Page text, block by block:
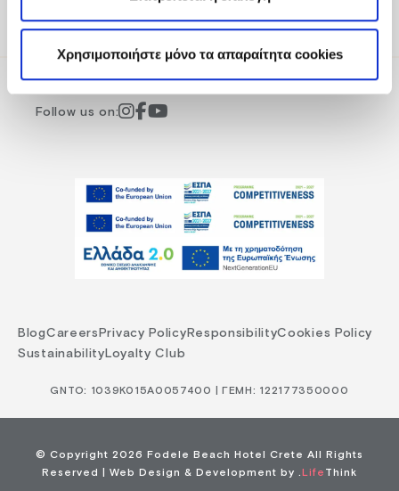
Χρησιμοποιήστε μόνο τα απαραίτητα cookies
Follow us on:
BlogCareers Privacy Policy ResponsibilityCookies Policy
Sustainability Loyalty Club
GNTO: 1039Κ015Α0057400 | ΓΕΜΗ: 122177350000
© Copyright 2026 Fodele Beach Hotel Crete All Rights
Reserved | Web Design & Development by . Life Think